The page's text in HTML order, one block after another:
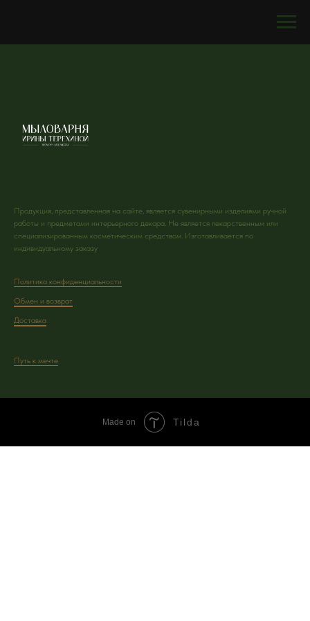
Продукция, представленная на сайте, является сувенирными изделиями ручной
работы и предметами интерьерного декора. Не является лекарственным или
специализированным косметическим средством. Изготавливается по
индивидуальному заказу
Политика конфиденциальности
Обмен и возврат
Доставка
Путь к мечте
Made on Tilda